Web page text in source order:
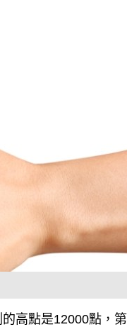
高點是12000點，